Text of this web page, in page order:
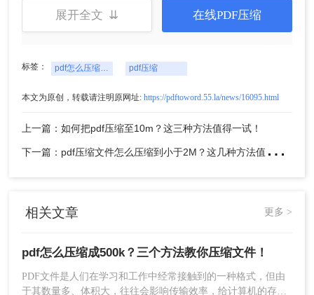
方法二、专业pdf压缩器
展开全文 ⇊ 在线PDF压缩
标签： pdf怎么压缩成500k pdf压缩
本文为原创，转载请注明原网址: https://pdftoword.55.la/news/16095.html
上一篇：如何把pdf压缩至10m？这三种方法值得一试！
下
一篇：pdf压缩文件怎么压缩到小于2M？这几种方法值得一试！
相关文章 更多 >
pdf怎么压缩成500k？三个方法教你压缩文件！
PDF文件是人们在学习和工作中经常接触到的一种格式，但由
于其数量多、体积大，往往会影响传输效率，给计算机的存储